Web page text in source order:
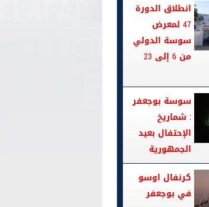
انطلاق الدورة
47 لمعرض
سوسة الدولي
من 6 إلى 23
سوسة بوجعفر
: شماريخ
الإحتفال بعيد
الجمهورية
كرنفال اوسو
في بوجعفر